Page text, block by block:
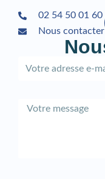
02 54 50 01 60
Nous contacter